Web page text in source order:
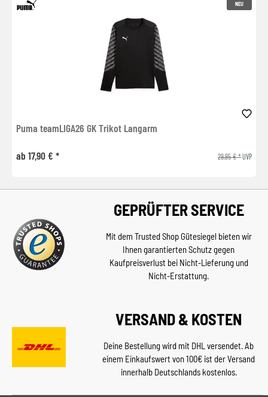
NEU
Puma teamLIGA26 GK Trikot Langarm
ab 17,90 € * 29,95 € *UVP
GEPRÜFTER SERVICE
Mit dem Trusted Shop Gütesiegel bieten wir
Ihnen garantierten Schutz gegen
Kaufpreisverlust bei Nicht-Lieferung und
Nicht-Erstattung.
VERSAND & KOSTEN
Deine Bestellung wird mit DHL versendet. Ab
einem Einkaufswert von 100€ ist der Versand
innerhalb Deutschlands kostenlos.